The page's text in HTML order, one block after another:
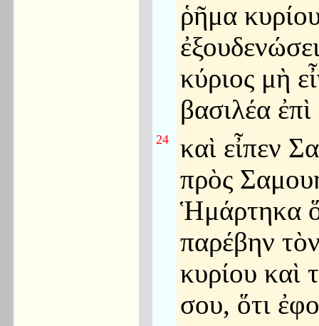
ῥῆμα
κύριος μὴ
βασιλέα
24
καὶ εἶπεν
πρὸς
Ἡμάρτηκα
παρέβην
κυρίου καὶ
σου, ὅτι